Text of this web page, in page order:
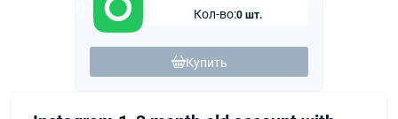
Кол-во:0 шт.
Купить